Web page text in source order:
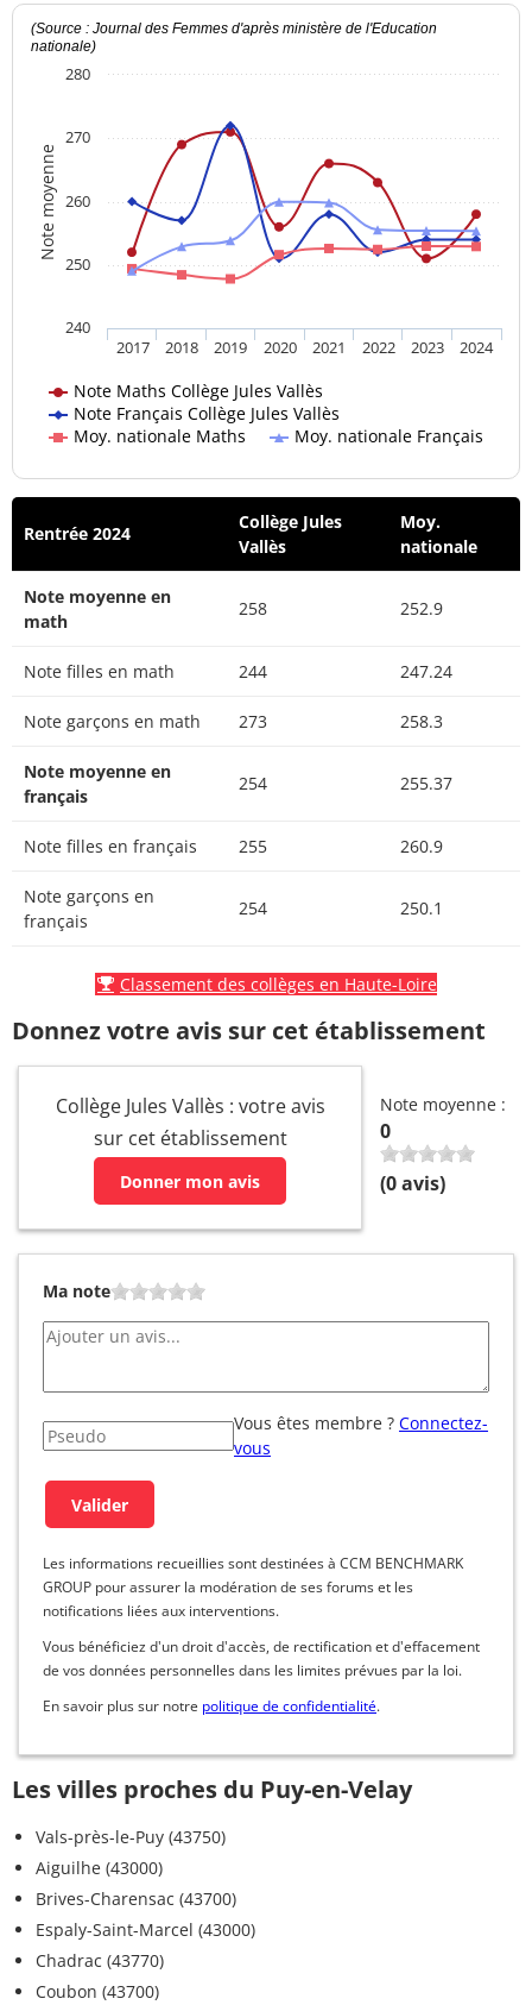
Note moyenne
(Source : Journal des Femmes d'après ministère de l'Education
nationale)
Note Maths Collège Jules Vallès
Note Français Collège Jules Vallès
Moy. nationale Maths
Moy. nationale Français
2017 2018 2019 2020 2021 2022 2023 2024
240
250
260
270
280
Rentrée 2024
Collège Jules
Vallès
Moy.
nationale
Note moyenne en
math
258 252.9
Note filles en math 244 247.24
Note garçons en math 273 258.3
Note moyenne en
français
254 255.37
Note filles en français 255 260.9
Note garçons en
français
254 250.1
Classement des collèges en Haute-Loire
Donnez votre avis sur cet établissement
Collège Jules Vallès : votre avis
sur cet établissement
Donner mon avis
Note moyenne :
0
(0avis)
Ma note
Vous êtes membre ? Connectez-
vous
Les informations recueillies sont destinées à CCM BENCHMARK
GROUP pour assurer la modération de ses forums et les
notifications liées aux interventions.
Vous bénéficiez d'un droit d'accès, de rectification et d'effacement
de vos données personnelles dans les limites prévues par la loi.
En savoir plus sur notre politique de confidentialité.
Les villes proches du Puy-en-Velay
Vals-près-le-Puy (43750)
Aiguilhe (43000)
Brives-Charensac (43700)
Espaly-Saint-Marcel (43000)
Chadrac (43770)
Coubon (43700)